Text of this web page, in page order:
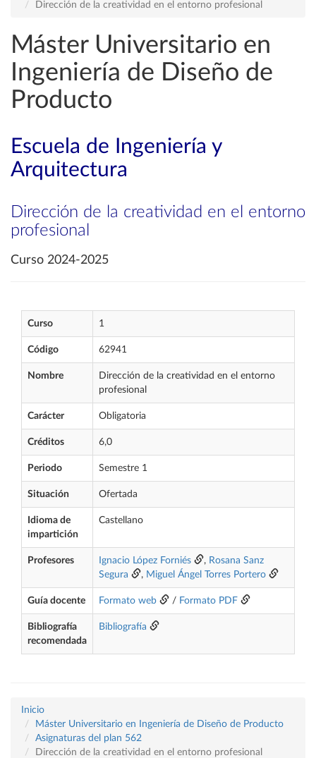
Dirección de la creatividad en el entorno profesional
Máster Universitario en
Ingeniería de Diseño de
Producto
Escuela de Ingeniería y
Arquitectura
Dirección de la creatividad en el entorno
profesional
Curso 2024-2025
Curso 1
Código 62941
Nombre
Dirección de la creatividad en el entorno
profesional
Carácter Obligatoria
Créditos 6,0
Periodo Semestre 1
Situación Ofertada
Idioma de
impartición
Castellano
Profesores Ignacio López Forniés , Rosana Sanz
Segura
, Miguel Ángel Torres Portero
Guía docente Formato web / Formato PDF
Bibliografía
recomendada
Bibliografía
Inicio
Máster Universitario en Ingeniería de Diseño de Producto
Asignaturas del plan 562
Dirección de la creatividad en el entorno profesional